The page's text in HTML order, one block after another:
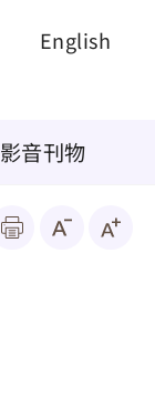
English
影音刊物